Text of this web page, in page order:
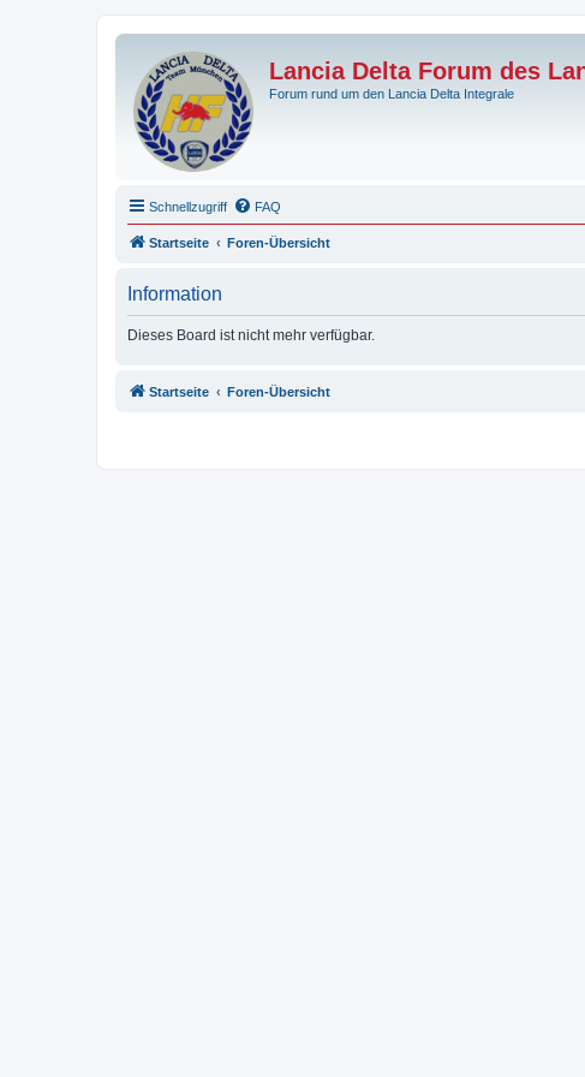
Lancia Delta Forum des
Forum rund um den Lancia Delta Integrale
Schnellzugriff FAQ
Startseite Foren-Übersicht
Information
Dieses Board ist nicht mehr verfügbar.
Startseite Foren-Übersicht